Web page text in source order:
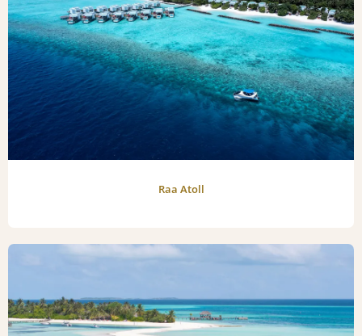
Raa Atoll